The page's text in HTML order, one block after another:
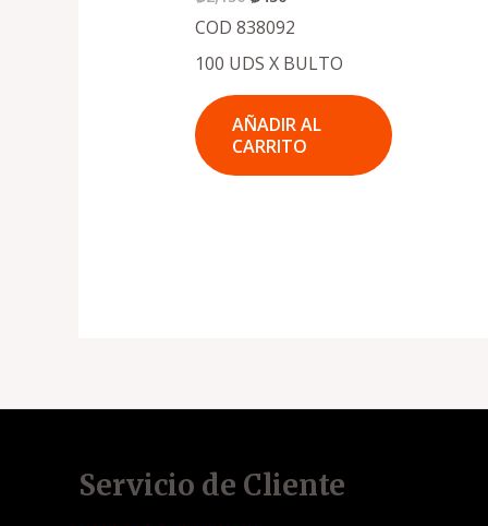
COD 838092
100 UDS X BULTO
AÑADIR AL
CARRITO
Servicio de Cliente